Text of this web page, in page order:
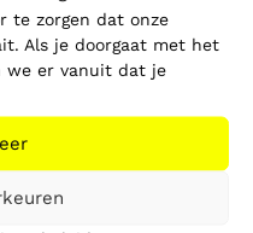
te zorgen dat onze
Als je doorgaat met het
we er vanuit dat je